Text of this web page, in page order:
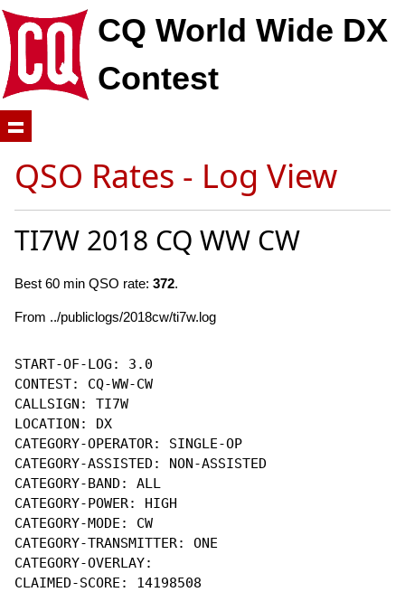
CQ World Wide DX
Contest
QSO Rates - Log View
TI7W 2018 CQ WW CW
Best 60 min QSO rate: 372.
From ../publiclogs/2018cw/ti7w.log
START-OF-LOG: 3.0
CONTEST: CQ-WW-CW
CALLSIGN: TI7W
LOCATION: DX
CATEGORY-OPERATOR: SINGLE-OP
CATEGORY-ASSISTED: NON-ASSISTED
CATEGORY-BAND: ALL
CATEGORY-POWER: HIGH
CATEGORY-MODE: CW
CATEGORY-TRANSMITTER: ONE
CATEGORY-OVERLAY:
CLAIMED-SCORE: 14198508